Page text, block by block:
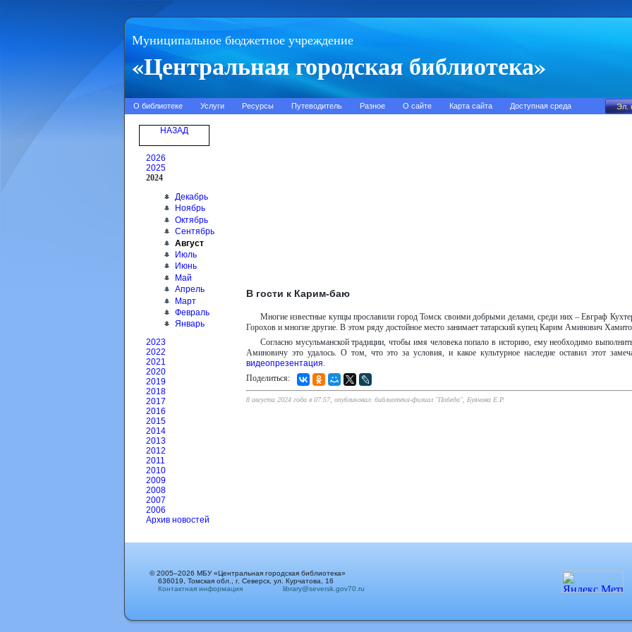
Муниципальное бюджетное учреждение
«Центральная городская библиотека»
О библиотеке Услуги Ресурсы Путеводитель Разное О сайте Карта сайта Доступная среда
НАЗАД
2026
2025
2024
Декабрь
Ноябрь
Октябрь
Сентябрь
Август
Июль
Июнь
Май
Апрель
Март
Февраль
Январь
2023
2022
2021
2020
2019
2018
2017
2016
2015
2014
2013
2012
2011
2010
2009
2008
2007
2006
Архив новостей
В гости к Карим-баю
Многие известные купцы прославили город Томск своими добрыми делами, среди них – Евграф
Горохов и многие другие. В этом ряду достойное место занимает татарский купец Карим Аминович
Согласно мусульманской традиции, чтобы имя человека попало в историю, ему необходимо
Аминовичу это удалось. О том, что это за условия, и какое культурное наследие оставил этот
видеопрезентация.
Поделиться:
8 августа 2024 года в 07:57, опубликовал: библиотека-филиал "Победа", Буянова Е.Р.
© 2005–2026 МБУ «Центральная городская библиотека»
636019, Томская обл., г. Северск, ул. Курчатова, 16
Контактная информация
library@seversk.gov70.ru